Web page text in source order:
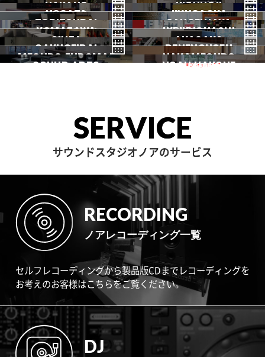
秋葉原 御茶ノ水
初台 下北沢
NAKANO
中野
KICHIJOJI
吉祥寺
NOGATA
野方
JIYUGAOKA
自由が丘
TORITSUDAI
都立大
SANGENJAYA
三軒茶屋
KOMAZAWA
駒沢
IKEJIRIOHASHI
池尻大橋
一時閉店中
GINZA
銀座
AKASAKA
赤坂
GAKUGEIDAI
学芸大
DENENCHOFU
田園調布
MEGURO FUDOMAE NAKAMEGURO
中目黒
SOUND ARTS NOAH HAKONE
SERVICE
サウンドスタジオノアのサービス
RECORDING
ノアレコーディング一覧
セルフレコーディングから製品版CDまでレコーディングを
お考えのお客様はこちらをご覧ください。
DJ